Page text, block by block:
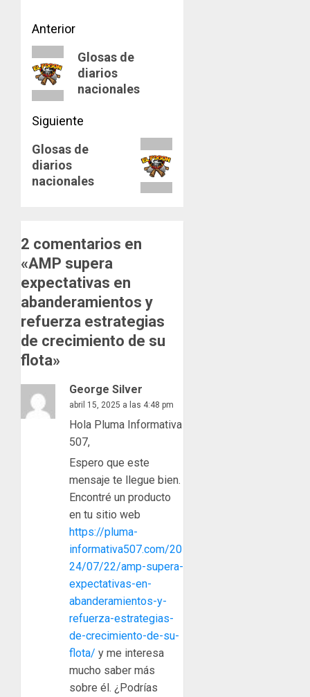
Navegación
de
entradas
Anterior
anterior:
Glosas de
diarios
nacionales
Siguiente
Siguiente
entrada:
Glosas de
diarios
nacionales
2 comentarios en
«AMP supera
expectativas en
abanderamientos y
refuerza estrategias
de crecimiento de su
flota»
George Silver
abril 15, 2025 a las 4:48 pm
Hola Pluma Informativa
507,
Espero que este
mensaje te llegue bien.
Encontré un producto
en tu sitio web
https://pluma-
informativa507.com/20
24/07/22/amp-supera-
expectativas-en-
abanderamientos-y-
refuerza-estrategias-
de-crecimiento-de-su-
flota/ y me interesa
mucho saber más
sobre él. ¿Podrías